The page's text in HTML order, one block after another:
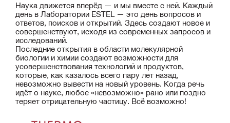
Наука движется вперёд — и мы вместе с ней. Каждый
день в Лаборатории ESTEL — это день вопросов и
ответов, поисков и открытий. Здесь создают новое и
совершенствуют, исходя из современных запросов и
исследований.
Последние открытия в области молекулярной
биологии и химии создают возможности для
усовершенствования технологий и продуктов,
которые, как казалось всего пару лет назад,
невозможно вывести на новый уровень. Когда речь
идёт о науке, любое «невозможно» рано или поздно
теряет отрицательную частицу. Всё возможно!